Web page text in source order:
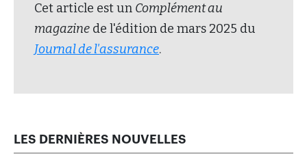
Cet article est un Complément au
magazine de l'édition de mars 2025 du
Journal de l'assurance.
LES DERNIÈRES NOUVELLES